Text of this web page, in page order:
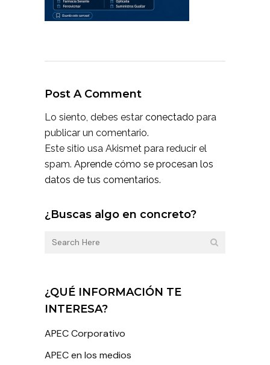
Post A Comment
Lo siento, debes estar conectado para
publicar un comentario.
Este sitio usa Akismet para reducir el
spam. Aprende cómo se procesan los
datos de tus comentarios.
¿Buscas algo en concreto?
¿QUÉ INFORMACIÓN TE
INTERESA?
APEC Corporativo
APEC en los medios